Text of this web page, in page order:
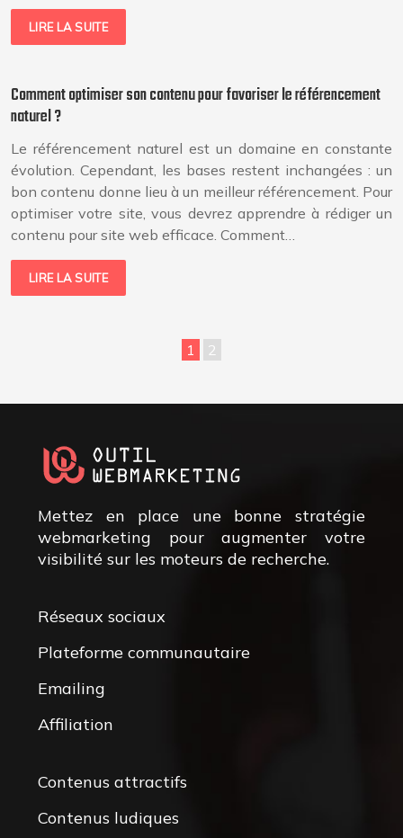
LIRE LA SUITE
Comment optimiser son contenu pour favoriser le référencement
naturel ?
Le référencement naturel est un domaine en constante
évolution. Cependant, les bases restent inchangées : un
bon contenu donne lieu à un meilleur référencement. Pour
optimiser votre site, vous devrez apprendre à rédiger un
contenu pour site web efficace. Comment…
LIRE LA SUITE
1 2
Mettez en place une bonne stratégie
webmarketing pour augmenter votre
visibilité sur les moteurs de recherche.
Réseaux sociaux
Plateforme communautaire
Emailing
Affiliation
Contenus attractifs
Contenus ludiques